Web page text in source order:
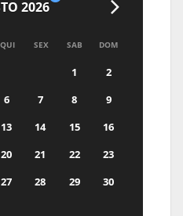
2026
QUI SEX SAB DOM
1
2
6 7 8
9
13 14 15
16
20 21 22
23
27 28 29
30